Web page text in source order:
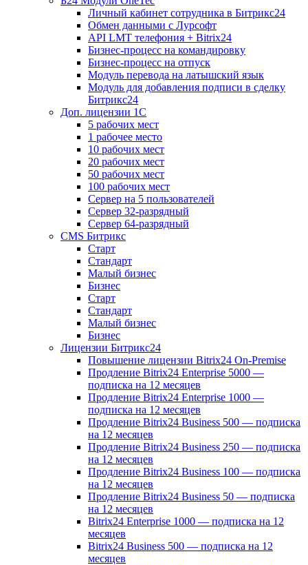
Личный кабинет сотрудника в Битрикс24
Обмен данными с Лурсофт
API LMT телефония + Bitrix24
Бизнес-процесс на командировку
Бизнес-процесс на отпуск
Модуль перевода на латышский язык
Модуль для добавления подписи в сделку
Битрикс24
Доп. лицензии 1С
5 рабочих мест
1 рабочее место
10 рабочих мест
20 рабочих мест
50 рабочих мест
100 рабочих мест
Сервер на 5 пользователей
Сервер 32-разрядный
Сервер 64-разрядный
CMS Битрикс
Старт
Стандарт
Малый бизнес
Бизнес
Старт
Стандарт
Малый бизнес
Бизнес
Лицензии Битрикс24
Повышение лицензии Bitrix24 On-Premise
Продление Bitrix24 Enterprise 5000 —
подписка на 12 месяцев
Продление Bitrix24 Enterprise 1000 —
подписка на 12 месяцев
Продление Bitrix24 Business 500 — подписка
на 12 месяцев
Продление Bitrix24 Business 250 — подписка
на 12 месяцев
Продление Bitrix24 Business 100 — подписка
на 12 месяцев
Продление Bitrix24 Business 50 — подписка
на 12 месяцев
Bitrix24 Enterprise 1000 — подписка на 12
месяцев
Bitrix24 Business 500 — подписка на 12
месяцев